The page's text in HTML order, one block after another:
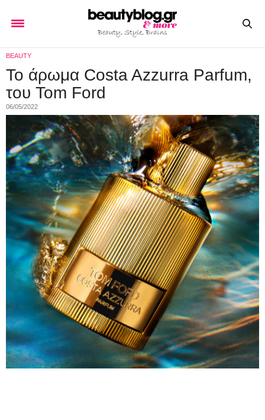
BEAUTY
Το άρωμα Costa Azzurra Parfum,
του Tom Ford
06/05/2022